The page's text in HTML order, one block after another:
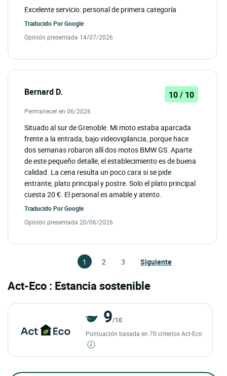
Excelente servicio: personal de primera categoría
Traducido PorGoogle
Opinión presentada 14/07/2026
Bernard D. 10 / 10
Permanecer en 06/2026
Situado al sur de Grenoble. Mi moto estaba aparcada
frente a la entrada, bajo videovigilancia, porque hace
dos semanas robaron allí dos motos BMW GS. Aparte
de este pequeño detalle, el establecimiento es de buena
calidad. La cena resulta un poco cara si se pide
entrante, plato principal y postre. Solo el plato principal
cuesta 20 €. El personal es amable y atento.
Traducido PorGoogle
Opinión presentada 20/06/2026
1 2 3 Siguiente
Act-Eco : Estancia sostenible
9/10
Puntuación basada en 70 criterios Act-Eco